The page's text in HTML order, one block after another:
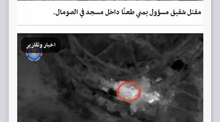
مقتل شقيق مسؤول يمني طعنًا داخل مسجد في الصومال.
اخبار وتقارير